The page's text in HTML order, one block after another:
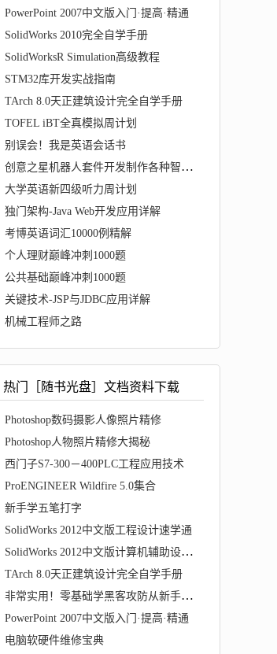
PowerPoint 2007中文版入门·提高·精通
SolidWorks 2010完全自学手册
SolidWorksR Simulation高级教程
STM32库开发实战指南
TArch 8.0天正建筑设计完全自学手册
TOFEL iBT全真模拟周计划
别误会！我是英语会话书
创意之星机器人套件开发制作各种智能机器人的方法和技巧
大学英语新四级听力周计划
独门架构-Java Web开发应用详解
考博英语词汇10000例精解
个人理财巅峰冲刺1000题
公共基础巅峰冲刺1000题
关键技术-JSP与JDBC应用详解
机械工程师之路
热门［随书光盘］文档资料下载
Photoshop数码摄影人像照片精修
Photoshop人物照片精修大揭秘
西门子S7-300－400PLC工程应用技术
ProENGINEER Wildfire 5.0集合
新手学五笔打字
SolidWorks 2012中文版工程设计速学通
SolidWorks 2012中文版计算机辅助设计教程
TArch 8.0天正建筑设计完全自学手册
非常实用！零基础学黑客攻防从新手到高手
PowerPoint 2007中文版入门·提高·精通
电脑软硬件维修宝典